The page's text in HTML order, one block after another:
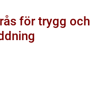
för trygg och